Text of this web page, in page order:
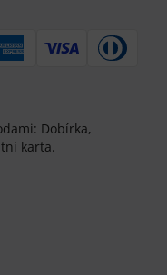
Dobírka,
karta.